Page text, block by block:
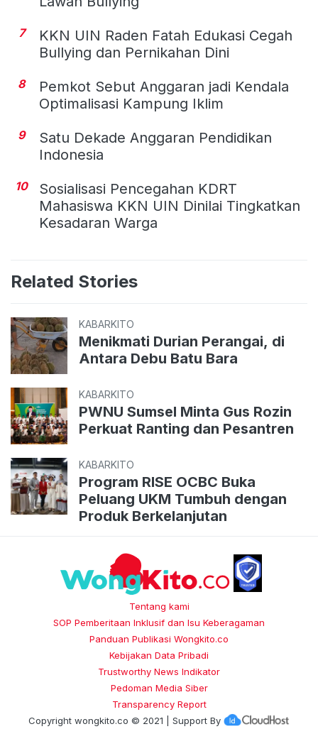
7
KKN UIN Raden Fatah Edukasi Cegah
Bullying dan Pernikahan Dini
8
Pemkot Sebut Anggaran jadi Kendala
Optimalisasi Kampung Iklim
9
Satu Dekade Anggaran Pendidikan
Indonesia
10
Sosialisasi Pencegahan KDRT
Mahasiswa KKN UIN Dinilai Tingkatkan
Kesadaran Warga
Related Stories
KABARKITO
Menikmati Durian Perangai, di
Antara Debu Batu Bara
KABARKITO
PWNU Sumsel Minta Gus Rozin
Perkuat Ranting dan Pesantren
KABARKITO
Program RISE OCBC Buka
Peluang UKM Tumbuh dengan
Produk Berkelanjutan
Tentang kami
SOP Pemberitaan Inklusif dan Isu Keberagaman
Panduan Publikasi Wongkito.co
Kebijakan Data Pribadi
Trustworthy News Indikator
Pedoman Media Siber
Transparency Report
Copyright wongkito.co © 2021 | Support By